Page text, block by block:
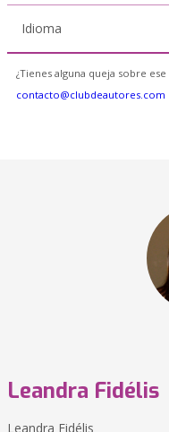
Idioma
¿Tienes alguna queja sobre
contacto@clubdeautores.com
Leandra Fidélis
Leandra Fidélis